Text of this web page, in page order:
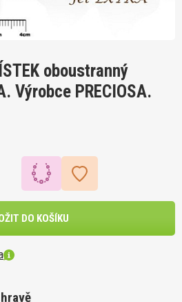
oboustranný
Výrobce PRECIOSA.
DO KOŠÍKU